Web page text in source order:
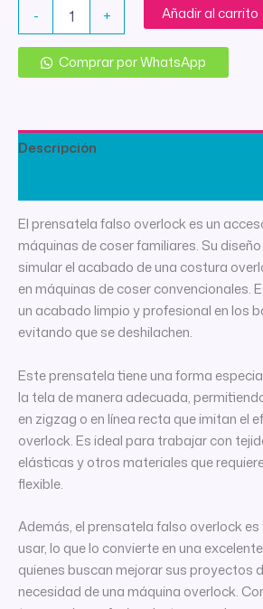
-
BASE
OVERLOCK
TW
+ Añadir al carrito
Comprar por WhatsApp
Descripción
El prensatela falso overlock es un
máquinas de coser familiares. Su
simular el acabado de una costura
en máquinas de coser convencionales.
un acabado limpio y profesional en los
evitando que se deshilachen.
Este prensatela tiene una forma
la tela de manera adecuada,
en zigzag o en línea recta que imitan el
overlock. Es ideal para trabajar con
elásticas y otros materiales que
flexible.
Además, el prensatela falso overlock
usar, lo que lo convierte en una
quienes buscan mejorar sus proyectos
necesidad de una máquina overlock.